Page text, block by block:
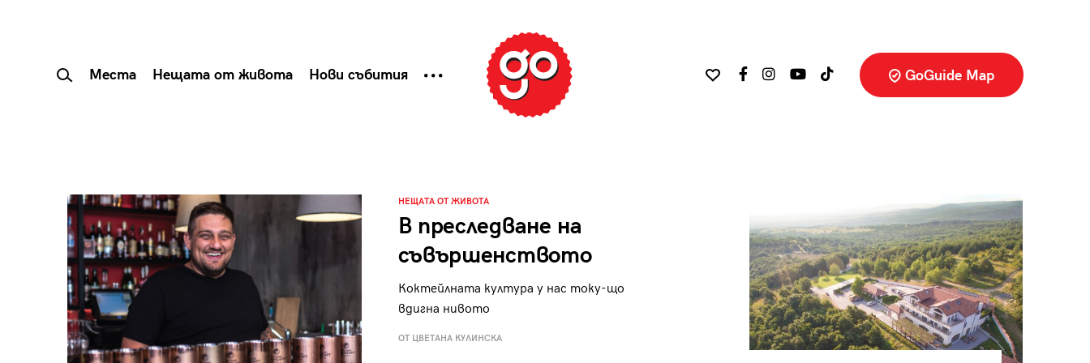
Места Нещата от живота Нови събития GoGuide Map
НЕЩАТА ОТ ЖИВОТА
В преследване на
съвършенството
Коктейлната култура у нас току-що
вдигна нивото
ОТ ЦВЕТАНА КУЛИНСКА